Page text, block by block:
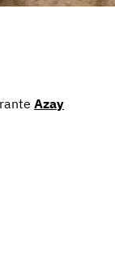
Azay